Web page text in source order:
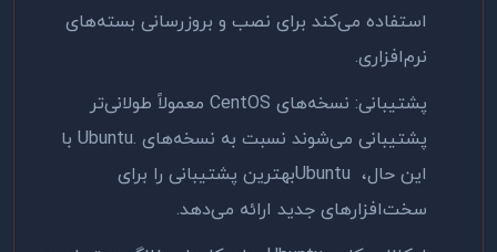
استفاده می‌کند برای نصب و بروزرسانی بسته‌های
نرم‌افزاری.
پشتیبانی: نسخه‌های CentOS معمولاً طولانی‌تر
پشتیبانی می‌شوند نسبت به نسخه‌های Ubuntu. با
این حال، Ubuntuبهترین پشتیبانی را برای
سخت‌افزارهای جدید ارائه می‌دهد.